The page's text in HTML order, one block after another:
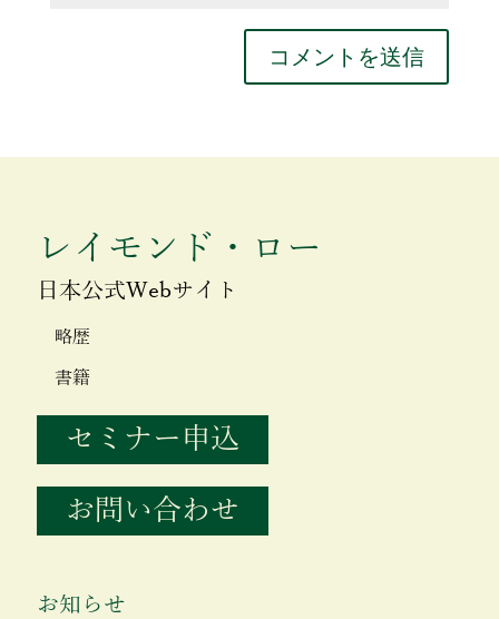
レイモンド・ロー
日本公式Webサイト
略歴
書籍
セミナー申込
お問い合わせ
お知らせ